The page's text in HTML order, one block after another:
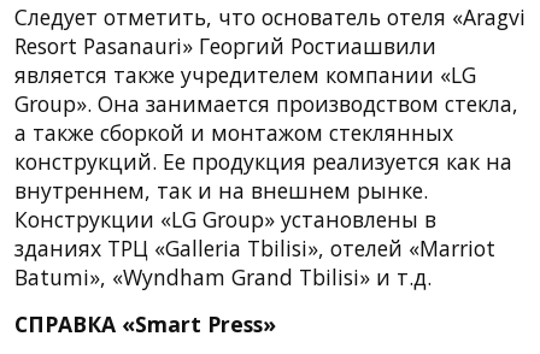
Следует отметить, что основатель отеля «Aragvi
Resort Pasanauri» Георгий Ростиашвили
является также учредителем компании «LG
Group». Она занимается производством стекла,
а также сборкой и монтажом стеклянных
конструкций. Ее продукция реализуется как на
внутреннем, так и на внешнем рынке.
Конструкции «LG Group» установлены в
зданиях ТРЦ «Galleria Tbilisi», отелей «Marriot
Batumi», «Wyndham Grand Tbilisi» и т.д.
СПРАВКА «Smart Press»